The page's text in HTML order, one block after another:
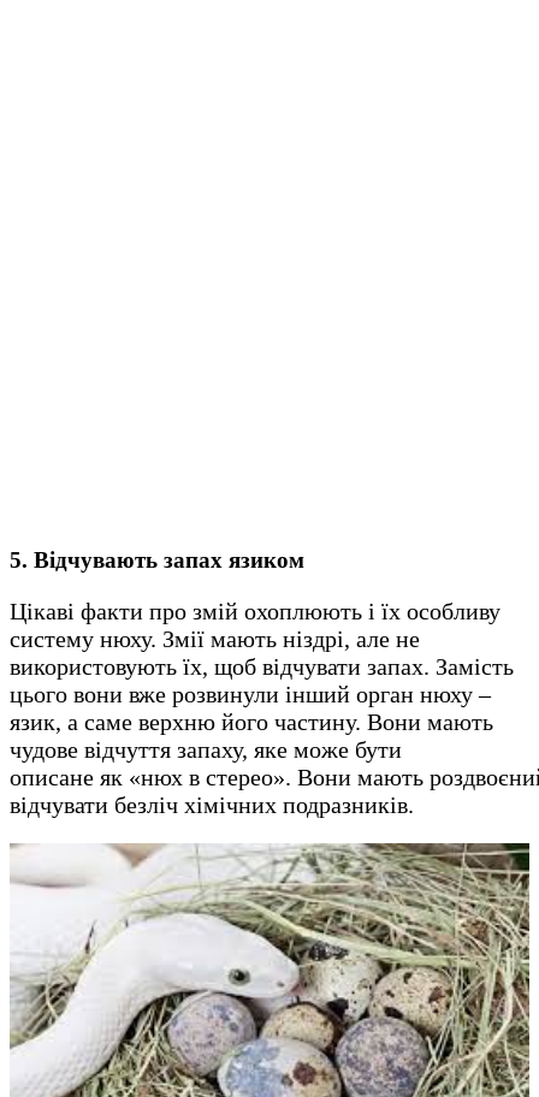
5. Відчувають запах язиком
Цікаві факти про змій охоплюють і їх особливу
систему нюху. Змії мають ніздрі, але не
використовують їх, щоб відчувати запах. Замість
цього вони вже розвинули інший орган нюху –
язик, а саме верхню його частину. Вони мають
чудове відчуття запаху, яке може бути
описане як «нюх в стерео». Вони мають роздвоєний
відчувати безліч хімічних подразників.